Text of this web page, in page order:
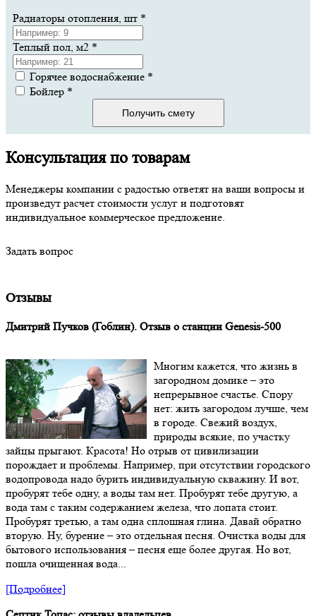
Радиаторы отопления, шт *
Теплый пол, м2 *
Горячее водоснабжение *
Бойлер *
Получить смету
Консультация по товарам
Менеджеры компании с радостью ответят на ваши вопросы и
произведут расчет стоимости услуг и подготовят
индивидуальное коммерческое предложение.
Задать вопрос
Отзывы
Дмитрий Пучков (Гоблин). Отзыв о станции Genesis-500
Многим кажется, что жизнь в
загородном домике – это
непрерывное счастье. Спору
нет: жить загородом лучше, чем
в городе. Свежий воздух,
природы всякие, по участку
зайцы прыгают. Красота! Но отрыв от цивилизации
порождает и проблемы. Например, при отсутствии городского
водопровода надо бурить индивидуальную скважину. И вот,
пробурят тебе одну, а воды там нет. Пробурят тебе другую, а
вода там с таким содержанием железа, что лопата стоит.
Пробурят третью, а там одна сплошная глина. Давай обратно
вторую. Ну, бурение – это отдельная песня. Очистка воды для
бытового использования – песня еще более другая. Но вот,
пошла очищенная вода...
[Подробнее]